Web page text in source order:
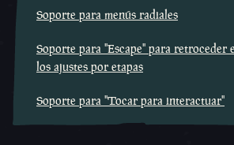
Soporte para menús radiales
Soporte para "Escape" para retroceder
los ajustes por etapas
Soporte para "Tocar para interactuar"